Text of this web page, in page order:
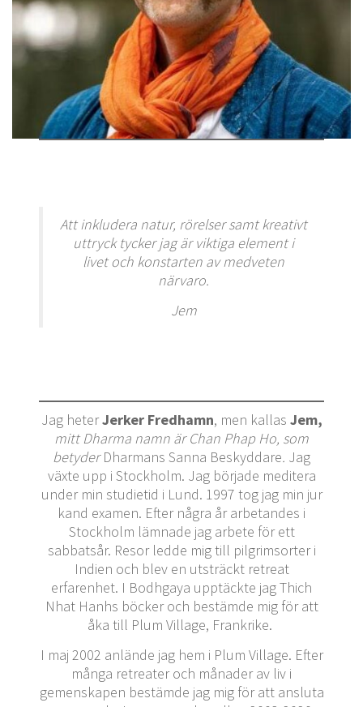
Att inkludera natur, rörelser samt kreativt
uttryck tycker jag är viktiga element i
livet och konstarten av medveten
närvaro.
Jem
Jag heterJerker Fredhamn, men kallas Jem,
mitt Dharma namn är Chan Phap Ho, som
betyderDharmans Sanna Beskyddare. Jag
växte upp i Stockholm. Jag började meditera
under min studietid i Lund. 1997 tog jag min jur
kand examen. Efter några år arbetandes i
Stockholm lämnade jag arbete för ett
sabbatsår. Resor ledde mig till pilgrimsorter i
Indien och blev en utsträckt retreat
erfarenhet. I Bodhgaya upptäckte jag Thich
Nhat Hanhs böcker och bestämde mig för att
åka till Plum Village, Frankrike.
I maj 2002 anlände jag hem i Plum Village. Efter
många retreater och månader av liv i
gemenskapen bestämde jag mig för att ansluta